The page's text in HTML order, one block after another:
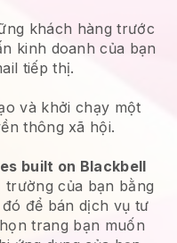
khách hàng trước
kinh doanh của bạn
tiếp thị.
và khởi chạy một
thông xã hội.
built on Blackbell
của bạn bằng
để bán dịch vụ tư
trang bạn muốn